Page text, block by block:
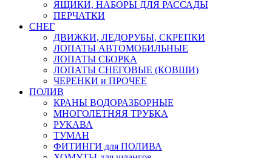
ЯЩИКИ, НАБОРЫ ДЛЯ РАССАДЫ
ПЕРЧАТКИ
СНЕГ
ДВИЖКИ, ЛЕДОРУБЫ, СКРЕПКИ
ЛОПАТЫ АВТОМОБИЛЬНЫЕ
ЛОПАТЫ СБОРКА
ЛОПАТЫ СНЕГОВЫЕ (КОВШИ)
ЧЕРЕНКИ и ПРОЧЕЕ
ПОЛИВ
КРАНЫ ВОДОРАЗБОРНЫЕ
МНОГОЛЕТНЯЯ ТРУБКА
РУКАВА
ТУМАН
ФИТИНГИ для ПОЛИВА